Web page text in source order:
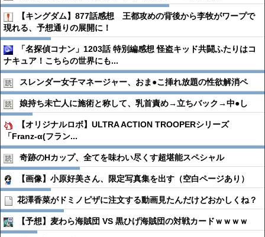
【キングダム】877話感想 王都攻めの背後から李牧がワープで
現れる、予想通りの展開に！
「名探偵コナン」1203話 特別編感想 怪盗キッド共闘ふたりはコ
ナキュア！こちらの世界にも...
スレンダー女子マネージャー、おま●︎こ挿れ放題の性欲解消ペ
娘持ち未亡人に施術と称して、乳首責め→立ちバック→中●︎し
【オリジナルロボ】ULTRA ACTION TROOPERシリーズ
「Franz-α(フラン...
奇跡のHカップ、全てを味わい尽くす超堪能スペシャル
【画像】小原好美さん、限定写真集を出す（空白ページあり）
花澤香菜がドミノピザに注文する動画見たんだけどおかしくね？
【予想】麦わら海賊団 VS 黒ひげ海賊団の対戦カードｗｗｗｗ